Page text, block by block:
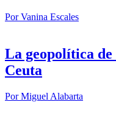
PorVanina Escales
La geopolítica
Ceuta
PorMiguel Alabarta